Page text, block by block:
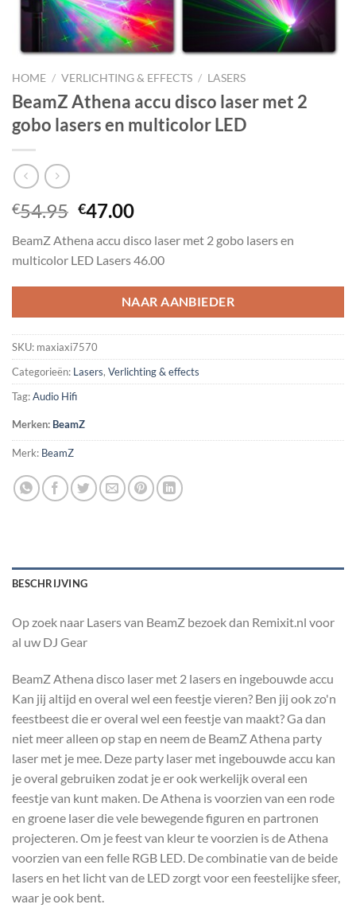
HOME / VERLICHTING & EFFECTS / LASERS
BeamZ Athena accu disco laser met 2
gobo lasers en multicolor LED
€54.95 Oorspronkelijke
was:
€54.95.
€47.00Huidige
is:
€47.00.
BeamZ Athena accu disco laser met 2 gobo lasers en
multicolor LED Lasers 46.00
NAAR AANBIEDER
SKU: maxiaxi7570
Categorieën: Lasers, Verlichting & effects
Tag:Audio Hifi
Merken: BeamZ
Merk: BeamZ
BESCHRIJVING
Op zoek naar Lasers van BeamZ bezoek dan Remixit.nl voor
al uw DJ Gear
BeamZ Athena disco laser met 2 lasers en ingebouwde accu
Kan jij altijd en overal wel een feestje vieren? Ben jij ook zo'n
feestbeest die er overal wel een feestje van maakt? Ga dan
niet meer alleen op stap en neem de BeamZ Athena party
laser met je mee. Deze party laser met ingebouwde accu kan
je overal gebruiken zodat je er ook werkelijk overal een
feestje van kunt maken. De Athena is voorzien van een rode
en groene laser die vele bewegende figuren en partronen
projecteren. Om je feest van kleur te voorzien is de Athena
voorzien van een felle RGB LED. De combinatie van de beide
lasers en het licht van de LED zorgt voor een feestelijke sfeer,
waar je ook bent.